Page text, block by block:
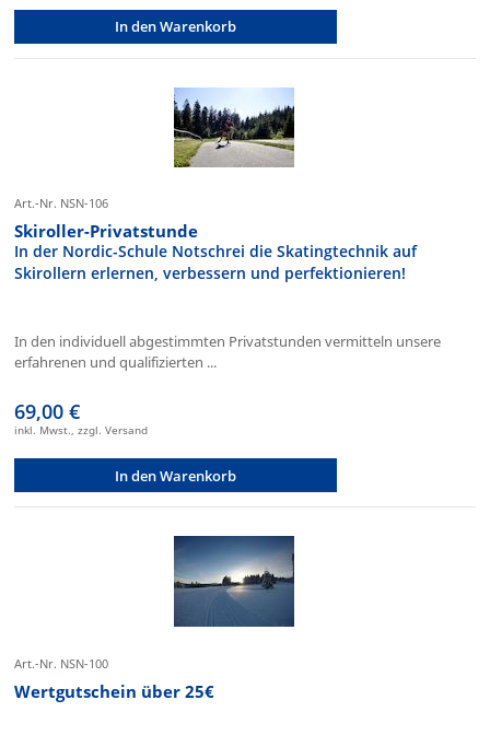
In den Warenkorb
Art.-Nr. NSN-106
Skiroller-Privatstunde
In der Nordic-Schule Notschrei die Skatingtechnik auf
Skirollern erlernen, verbessern und perfektionieren!
In den individuell abgestimmten Privatstunden vermitteln unsere
erfahrenen und qualifizierten ...
69,00 €
inkl. Mwst., zzgl. Versand
In den Warenkorb
Art.-Nr. NSN-100
Wertgutschein über 25€